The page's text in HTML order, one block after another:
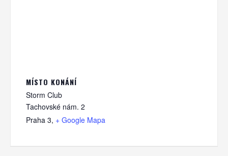
MÍSTO KONÁNÍ
Storm Club
Tachovské nám. 2
Praha 3, + Google Mapa